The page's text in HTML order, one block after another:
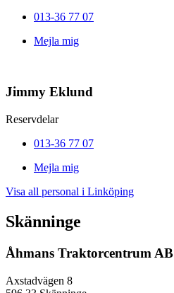
013-36 77 07
Mejla mig
Jimmy Eklund
Reservdelar
013-36 77 07
Mejla mig
Visa all personal i Linköping
Skänninge
Åhmans Traktorcentrum AB
Axstadvägen 8